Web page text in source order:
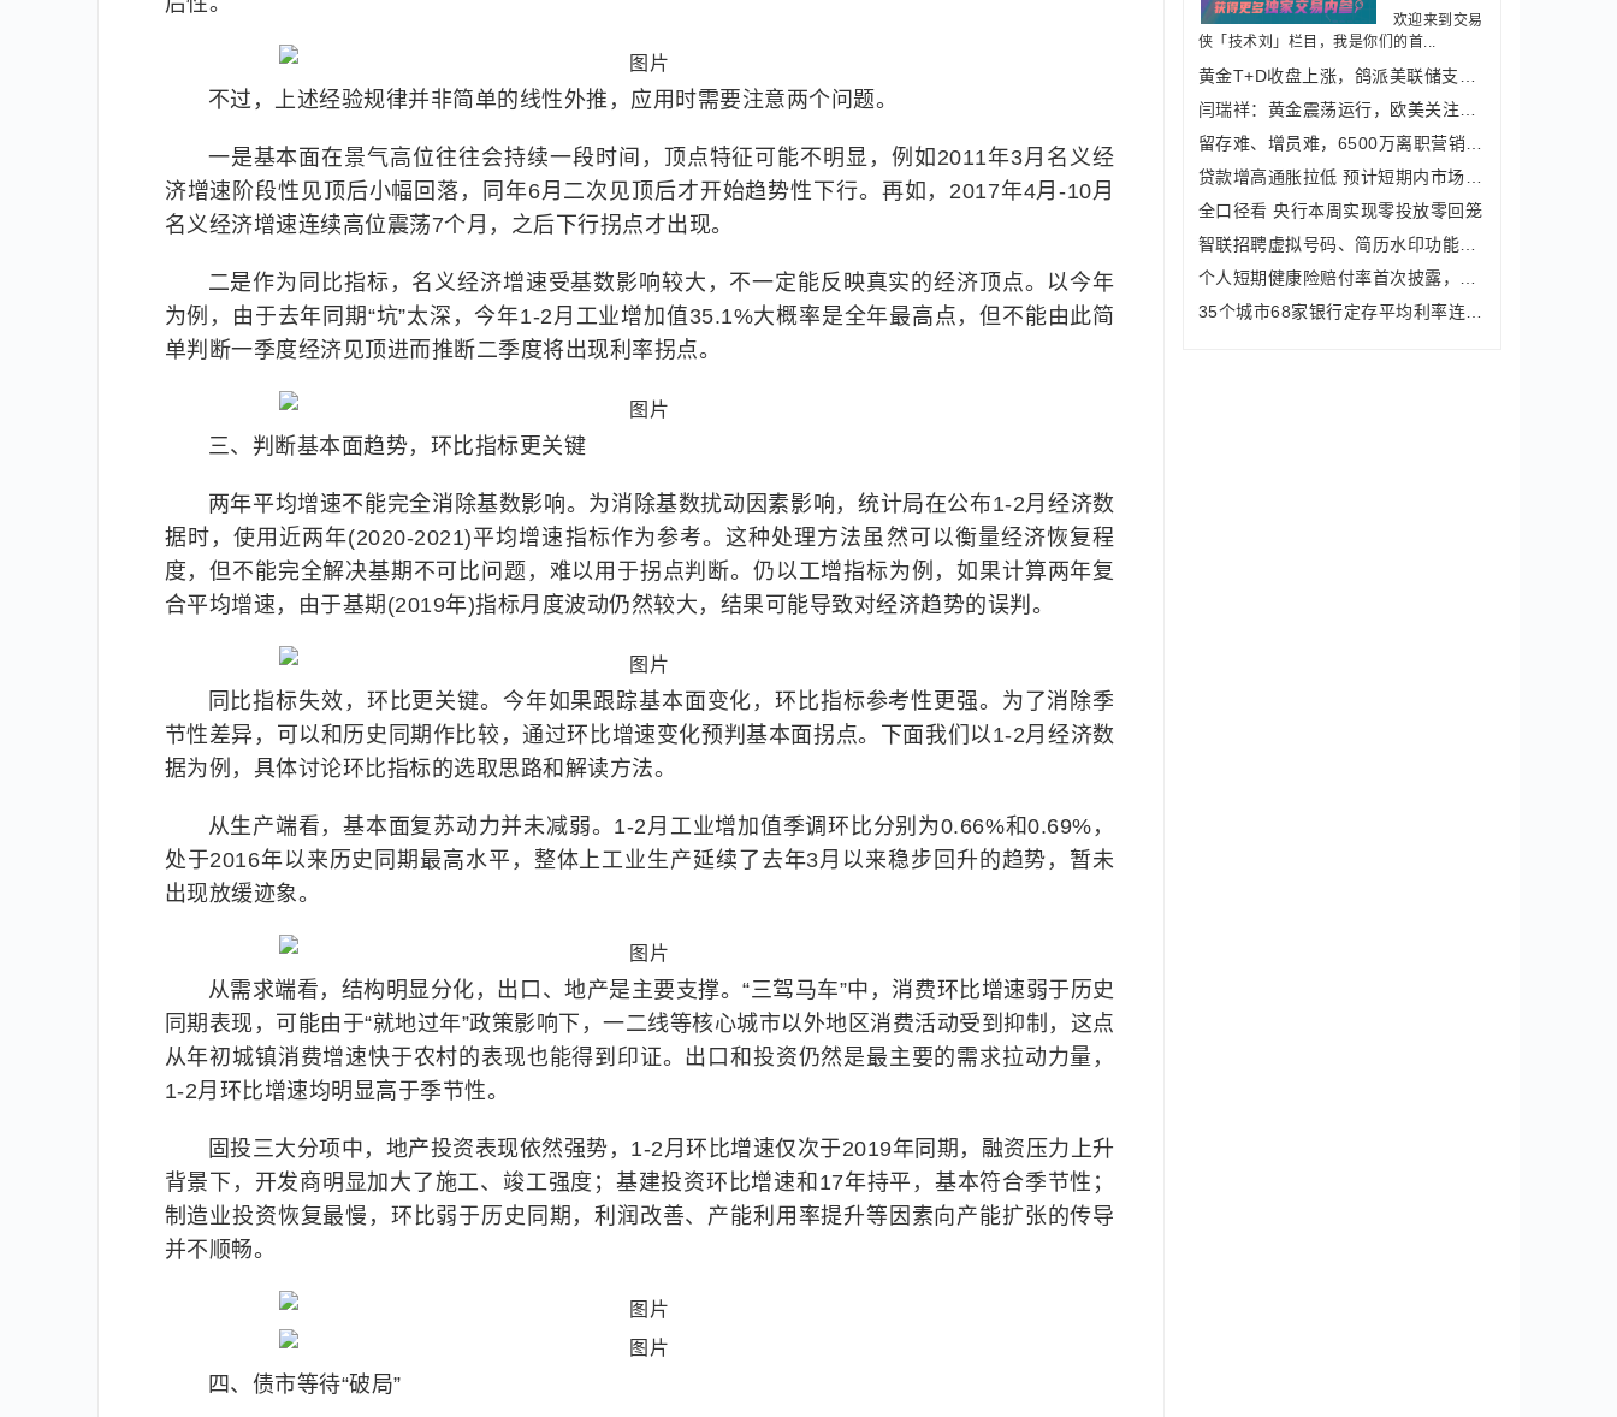
不过，上述经验规律并非简单的线性外推，应用时需要注意两个问题。
一是基本面在景气高位往往会持续一段时间，顶点特征可能不明显，例如2011年3月名义经
济增速阶段性见顶后小幅回落，同年6月二次见顶后才开始趋势性下行。再如，2017年4月-10月
名义经济增速连续高位震荡7个月，之后下行拐点才出现。
二是作为同比指标，名义经济增速受基数影响较大，不一定能反映真实的经济顶点。以今年
为例，由于去年同期“坑”太深，今年1-2月工业增加值35.1%大概率是全年最高点，但不能由此简
单判断一季度经济见顶进而推断二季度将出现利率拐点。
三、判断基本面趋势，环比指标更关键
两年平均增速不能完全消除基数影响。为消除基数扰动因素影响，统计局在公布1-2月经济数
据时，使用近两年(2020-2021)平均增速指标作为参考。这种处理方法虽然可以衡量经济恢复程
度，但不能完全解决基期不可比问题，难以用于拐点判断。仍以工增指标为例，如果计算两年复
合平均增速，由于基期(2019年)指标月度波动仍然较大，结果可能导致对经济趋势的误判。
同比指标失效，环比更关键。今年如果跟踪基本面变化，环比指标参考性更强。为了消除季
节性差异，可以和历史同期作比较，通过环比增速变化预判基本面拐点。下面我们以1-2月经济数
据为例，具体讨论环比指标的选取思路和解读方法。
从生产端看，基本面复苏动力并未减弱。1-2月工业增加值季调环比分别为0.66%和0.69%，
处于2016年以来历史同期最高水平，整体上工业生产延续了去年3月以来稳步回升的趋势，暂未
出现放缓迹象。
从需求端看，结构明显分化，出口、地产是主要支撑。“三驾马车”中，消费环比增速弱于历史
同期表现，可能由于“就地过年”政策影响下，一二线等核心城市以外地区消费活动受到抑制，这点
从年初城镇消费增速快于农村的表现也能得到印证。出口和投资仍然是最主要的需求拉动力量，
1-2月环比增速均明显高于季节性。
固投三大分项中，地产投资表现依然强势，1-2月环比增速仅次于2019年同期，融资压力上升
背景下，开发商明显加大了施工、竣工强度；基建投资环比增速和17年持平，基本符合季节性；
制造业投资恢复最慢，环比弱于历史同期，利润改善、产能利用率提升等因素向产能扩张的传导
并不顺畅。
四、债市等待“破局”
欢迎来到交易
侠「技术刘」栏目，我是你们的首...
全口径看 央行本周实现零投放零回笼